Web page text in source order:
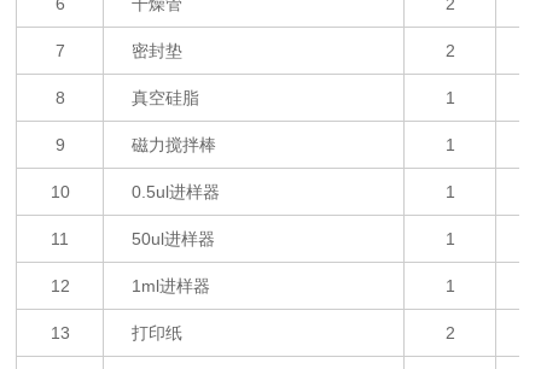
7 密封垫 2
8 真空硅脂 1
9 磁力搅拌棒 1
10 0.5ul进样器 1
11 50ul进样器 1
12 1ml进样器 1
13 打印纸 2